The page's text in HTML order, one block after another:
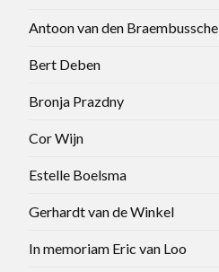
Antoon van den Braembussche
Bert Deben
Bronja Prazdny
Cor Wijn
Estelle Boelsma
Gerhardt van de Winkel
In memoriam Eric van Loo